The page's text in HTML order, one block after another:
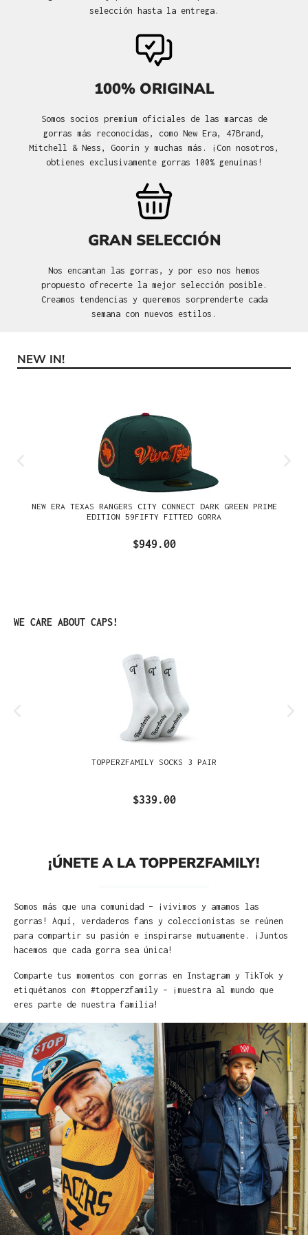
selección hasta la entrega.
100% ORIGINAL
Somos socios premium oficiales de las marcas de
gorras más reconocidas, como New Era, 47Brand,
Mitchell & Ness, Goorin y muchas más. ¡Con nosotros,
obtienes exclusivamente gorras 100% genuinas!
GRAN SELECCIÓN
Nos encantan las gorras, y por eso nos hemos
propuesto ofrecerte la mejor selección posible.
Creamos tendencias y queremos sorprenderte cada
semana con nuevos estilos.
Omitir la galería de productos
NEW IN!
NEW ERA TEXAS RANGERS CITY CONNECT DARK GREEN PRIME
EDITION 59FIFTY FITTED GORRA
$949.00
Omitir la galería de productos
WE CARE ABOUT CAPS!
TOPPERZFAMILY SOCKS 3 PAIR
$339.00
¡ÚNETE A LA TOPPERZFAMILY!
Somos más que una comunidad – ¡vivimos y amamos las
gorras! Aquí, verdaderos fans y coleccionistas se reúnen
para compartir su pasión e inspirarse mutuamente. ¡Juntos
hacemos que cada gorra sea única!
Comparte tus momentos con gorras en Instagram y TikTok y
etiquétanos con #topperzfamily – ¡muestra al mundo que
eres parte de nuestra familia!